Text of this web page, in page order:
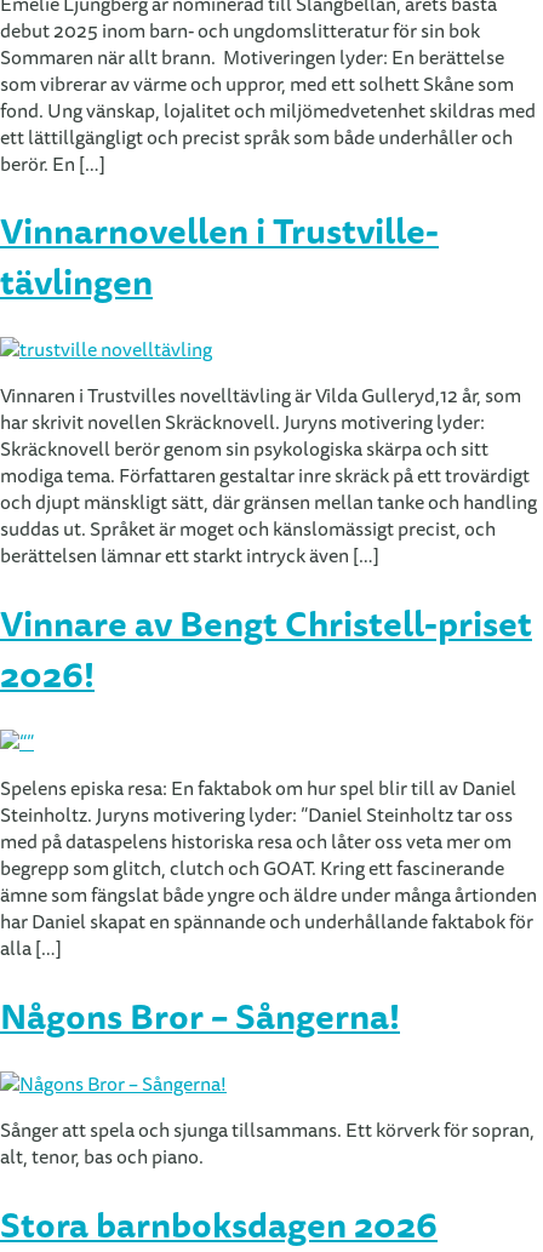
debut 2025 inom barn- och ungdomslitteratur för sin bok
Sommaren när allt brann. Motiveringen lyder: En berättelse
som vibrerar av värme och uppror, med ett solhett Skåne som
fond. Ung vänskap, lojalitet och miljömedvetenhet skildras med
ett lättillgängligt och precist språk som både underhåller och
berör. En […]
Vinnarnovellen i Trustville-
tävlingen
Vinnaren i Trustvilles novelltävling är Vilda Gulleryd,12 år, som
har skrivit novellen Skräcknovell. Juryns motivering lyder:
Skräcknovell berör genom sin psykologiska skärpa och sitt
modiga tema. Författaren gestaltar inre skräck på ett trovärdigt
och djupt mänskligt sätt, där gränsen mellan tanke och handling
suddas ut. Språket är moget och känslomässigt precist, och
berättelsen lämnar ett starkt intryck även […]
Vinnare av Bengt Christell-priset
2026!
Spelens episka resa: En faktabok om hur spel blir till av Daniel
Steinholtz. Juryns motivering lyder: ”Daniel Steinholtz tar oss
med på dataspelens historiska resa och låter oss veta mer om
begrepp som glitch, clutch och GOAT. Kring ett fascinerande
ämne som fängslat både yngre och äldre under många årtionden
har Daniel skapat en spännande och underhållande faktabok för
alla […]
Någons Bror – Sångerna!
Sånger att spela och sjunga tillsammans. Ett körverk för sopran,
alt, tenor, bas och piano.
Stora barnboksdagen 2026